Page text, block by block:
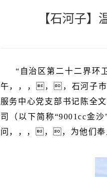
【石河子
“自治区第二十二界
午，，，，，石河子市
服务中心党支部书记陈全
司（以下简称“9001cc金
问，，，，，为他们